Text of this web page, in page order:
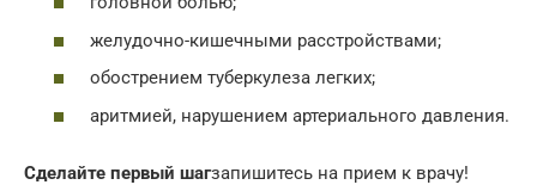
желудочно-кишечными расстройствами;
обострением туберкулеза легких;
аритмией, нарушением артериального давления.
Сделайте первый шагзапишитесь на прием к врачу!